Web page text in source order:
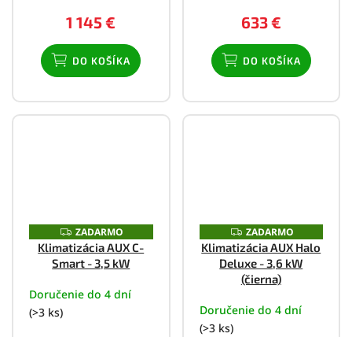
1 145 €
DO KOŠÍKA
633 €
DO KOŠÍKA
Z
A
D
A
O
ZADARMO
Klimatizácia AUX C-
Smart - 3,5 kW
Doručenie do 4 dní
(>3 ks)
Z
A
D
A
R
M
ZADARMO
Klimatizácia AUX Halo
Deluxe - 3,6 kW
(čierna)
Doručenie do 4 dní
(>3 ks)